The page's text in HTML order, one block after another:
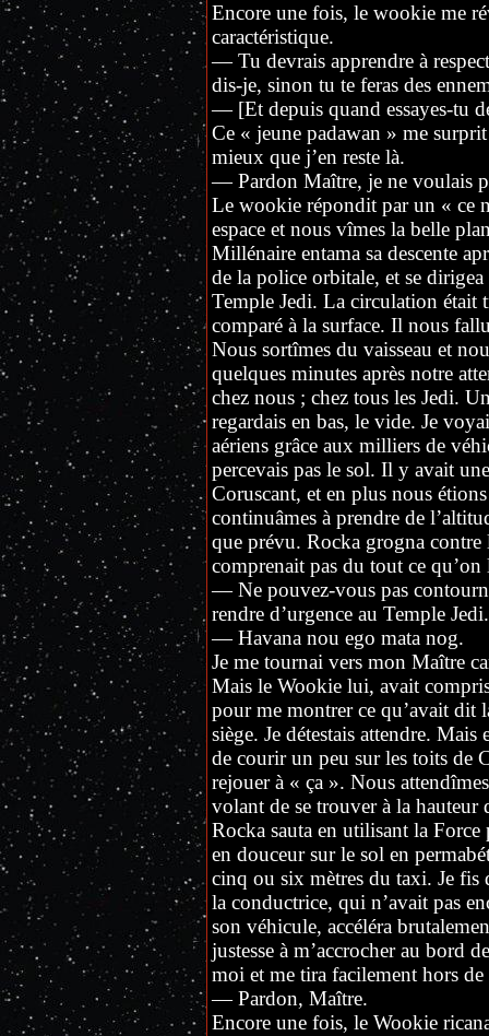
Encore une fois, le wookie me
caractéristique.
— Tu devrais apprendre à
dis-je, sinon tu te feras des
— [Et depuis quand essayes-tu
Ce « jeune padawan » me
mieux que j’en reste là.
— Pardon Maître, je ne voulais
Le wookie répondit par un « ce
espace et nous vîmes la belle
Millénaire entama sa descente
de la police orbitale, et se
Temple Jedi. La circulation était
comparé à la surface. Il nous
Nous sortîmes du vaisseau et
quelques minutes après notre
chez nous ; chez tous les Jedi.
regardais en bas, le vide. Je
aériens grâce aux milliers de
percevais pas le sol. Il y avait
Coruscant, et en plus nous
continuâmes à prendre de
que prévu. Rocka grogna
comprenait pas du tout ce
— Ne pouvez-vous pas
rendre d’urgence au Temple
— Havana nou ego mata nog.
Je me tournai vers mon Maître
Mais le Wookie lui, avait
pour me montrer ce qu’avait dit
siège. Je détestais attendre.
de courir un peu sur les toits de
rejouer à « ça ». Nous
volant de se trouver à la hauteur
Rocka sauta en utilisant la
en douceur sur le sol en
cinq ou six mètres du taxi. Je fis
la conductrice, qui n’avait pas
son véhicule, accéléra
justesse à m’accrocher au bord
moi et me tira facilement hors de
— Pardon, Maître.
Encore une fois, le Wookie